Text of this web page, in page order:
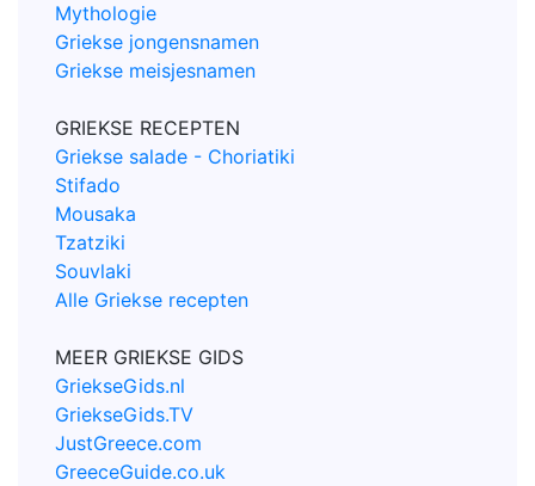
Mythologie
Griekse jongensnamen
Griekse meisjesnamen
GRIEKSE RECEPTEN
Griekse salade - Choriatiki
Stifado
Mousaka
Tzatziki
Souvlaki
Alle Griekse recepten
MEER GRIEKSE GIDS
GriekseGids.nl
GriekseGids.TV
JustGreece.com
GreeceGuide.co.uk